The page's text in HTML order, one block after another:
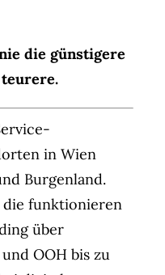
die günstigere
in Wien
Burgenland.
funktionieren
über
OOH bis zu